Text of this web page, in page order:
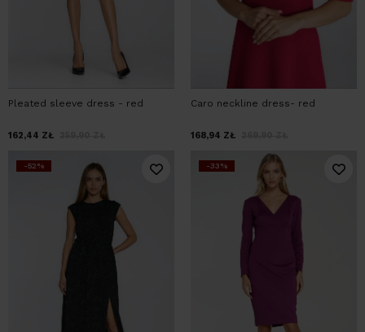
Pleated sleeve dress - red
162,44 ZŁ
Caro neckline dress- red
168,94 ZŁ
-52% -33%